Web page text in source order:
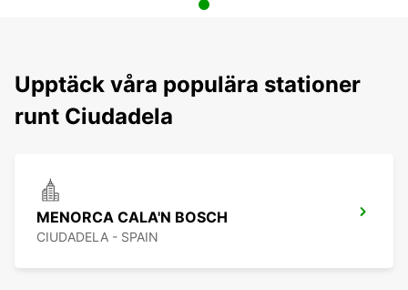
Upptäck våra populära stationer
runt Ciudadela
MENORCA CALA'N BOSCH
CIUDADELA - SPAIN